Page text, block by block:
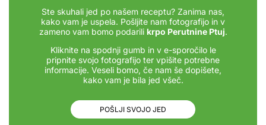
Ste skuhali jed po našem receptu? Zanima nas,
kako vam je uspela. Pošljite nam fotografijo in v
zameno vam bomo podarili krpo Perutnine Ptuj.
Kliknite na spodnji gumb in v e-sporočilo le
pripnite svojo fotografijo ter vpišite potrebne
informacije. Veseli bomo, če nam še dopišete,
kako vam je bila jed všeč.
POŠLJI SVOJO JED